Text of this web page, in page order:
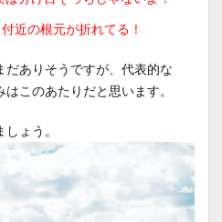
近の根元が折れてる！
だありそうですが、代表的な
はこのあたりだと思います。
ょう。
酸熱トリートメントの罠
らない縮毛矯正
髪の内部爆発
臣
髪の過収斂
元に戻る
髪質改善